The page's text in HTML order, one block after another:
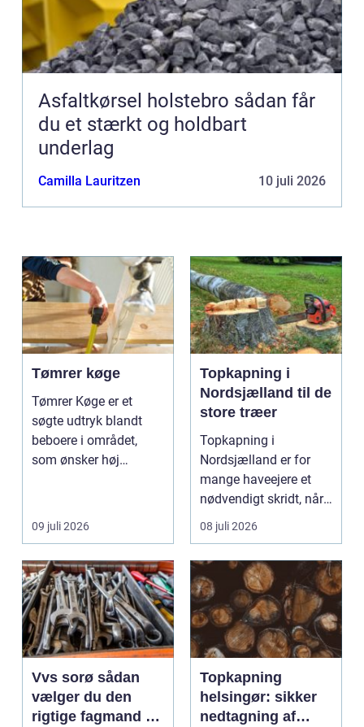
Asfaltkørsel holstebro sådan får
du et stærkt og holdbart
underlag
Camilla Lauritzen 10 juli 2026
Tømrer køge
Tømrer Køge er et
søgte udtryk blandt
beboere i området,
som ønsker høj
09 juli 2026
Topkapning i
Nordsjælland til de
store træer
Topkapning i
Nordsjælland er for
mange haveejere et
nødvendigt skridt, når
store ...
08 juli 2026
Vvs sorø sådan
vælger du den
rigtige fagmand til
Topkapning
helsingør: sikker
nedtagning af